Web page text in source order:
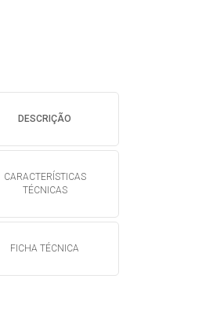
DESCRIÇÃO
CARACTERÍSTICAS
TÉCNICAS
FICHA TÉCNICA